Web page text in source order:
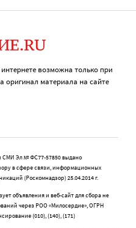
возможна только при
оригинал материала на сайте
СМИ Эл № ФС77-57850 выдано
в сфере связи, информационных
(Роскомнадзор) 25.04.2014 г.
объявления и веб-сайт для сбора не
через РОО «Милосердие», ОГРН
(010), (140), (171)